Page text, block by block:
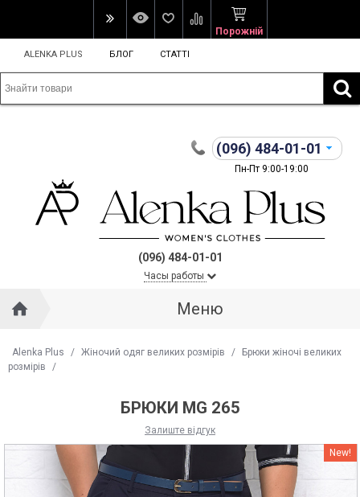
Порожній
ALENKA PLUS БЛОГ СТАТТІ
(096) 484-01-01
Пн-Пт 9:00-19:00
(096) 484-01-01
Часы работы
Меню
Alenka Plus / Жіночий одяг великих розмірів /
Брюки жіночі великих
розмірів
/
БРЮКИ MG 265
Залиште відгук
New!